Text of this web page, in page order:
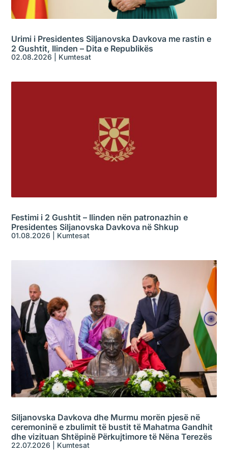
Urimi i Presidentes Siljanovska Davkova me rastin e
2 Gushtit, Ilinden – Dita e Republikës
02.08.2026 Kumtesat
Festimi i 2 Gushtit – Ilinden nën patronazhin e
Presidentes Siljanovska Davkova në Shkup
01.08.2026 Kumtesat
Siljanovska Davkova dhe Murmu morën pjesë në
ceremoninë e zbulimit të bustit të Mahatma Gandhit
dhe vizituan Shtëpinë Përkujtimore të Nëna Terezës
22.07.2026 Kumtesat